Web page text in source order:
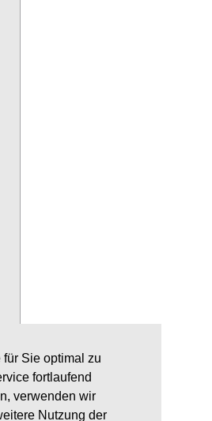
Sie optimal zu
fortlaufend
verwenden wir
Nutzung der